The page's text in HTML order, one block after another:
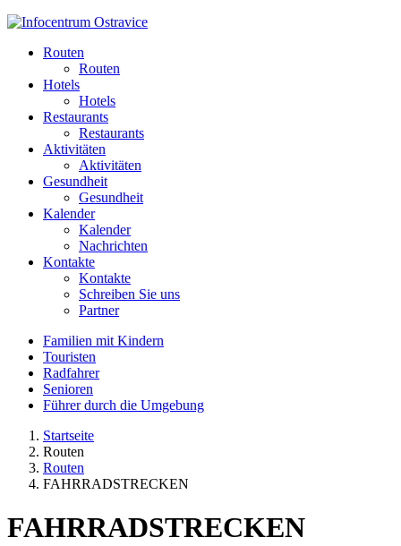
Routen
Routen
Hotels
Hotels
Restaurants
Restaurants
Aktivitäten
Aktivitäten
Gesundheit
Gesundheit
Kalender
Kalender
Nachrichten
Kontakte
Kontakte
Schreiben Sie uns
Partner
Familien mit Kindern
Touristen
Radfahrer
Senioren
Führer durch die Umgebung
Startseite
Routen
Routen
FAHRRADSTRECKEN
FAHRRADSTRECKEN